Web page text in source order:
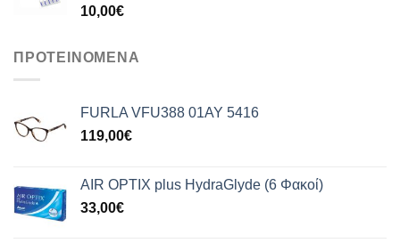
10,00€
ΠΡΟΤΕΙΝΟΜΕΝΑ
FURLA VFU388 01AY 5416
119,00€
AIR OPTIX plus HydraGlyde (6 Φακοί)
33,00€